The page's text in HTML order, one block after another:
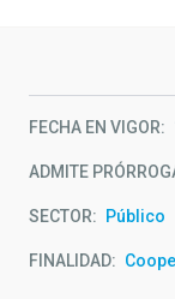
FECHA EN VIGOR
ADMITE
SECTOR Público
FINALIDAD